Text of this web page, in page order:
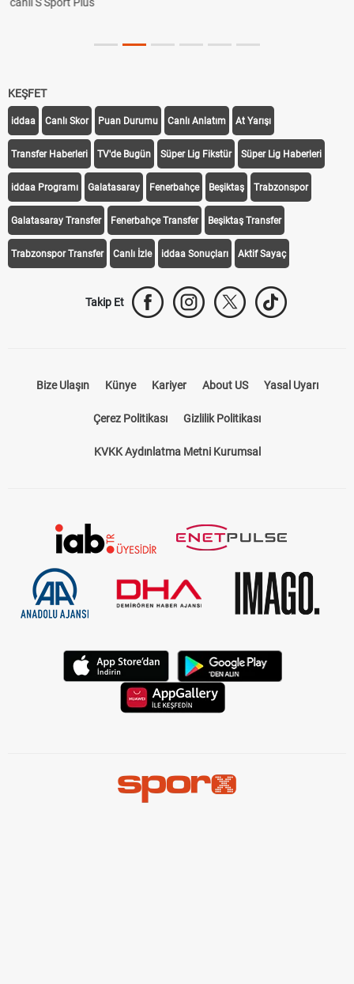
Transfer Haberleri TV'de Bugün Süper Lig Fikstür Süper Lig Haberleri
iddaa Programı Galatasaray Fenerbahçe Beşiktaş Trabzonspor
Galatasaray Transfer Fenerbahçe Transfer Beşiktaş Transfer
Trabzonspor Transfer Canlı İzle iddaa Sonuçları Aktif Sayaç
Takip Et